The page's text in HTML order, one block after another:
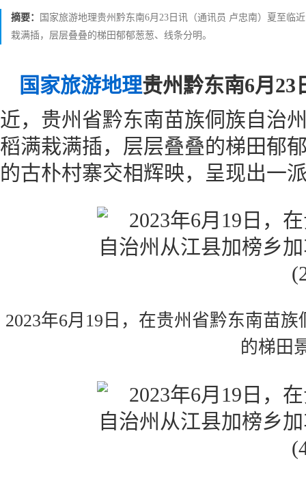
摘要：
国家旅游地理贵州黔东南6月23日讯（通讯员 卢忠南）夏至临
栽满插，层层叠叠的梯田郁郁葱葱、线条分明。
国家旅游地理贵州黔东南6月23
近，贵州省黔东南苗族侗族自治
稻满栽满插，层层叠叠的梯田郁
的古朴村寨交相辉映，呈现出一
2023年6月19日，在贵州省黔东南苗
的梯田